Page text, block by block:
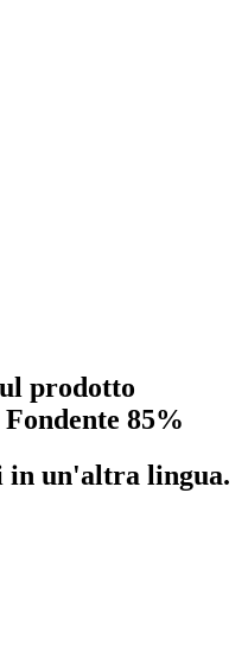
prodotto
85%
in un'altra lingua.